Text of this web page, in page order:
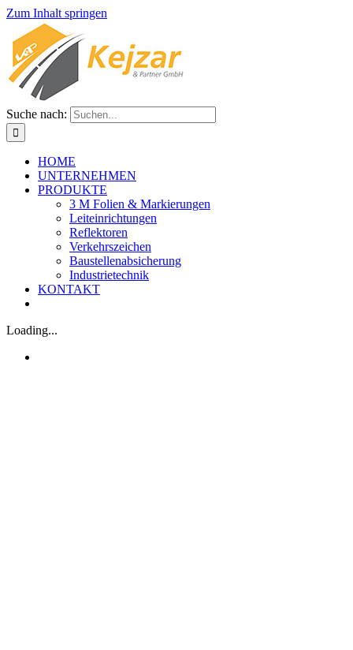
Zum Inhalt springen
Suche nach:
HOME
UNTERNEHMEN
PRODUKTE
3 M Folien & Markierungen
Leiteinrichtungen
Reflektoren
Verkehrszeichen
Baustellenabsicherung
Industrietechnik
KONTAKT
Loading...